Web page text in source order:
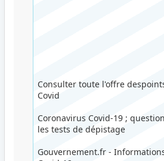
Consulter toute l'offre
Covid
Coronavirus Covid-19 ;
les tests de dépistage
Gouvernement.fr -